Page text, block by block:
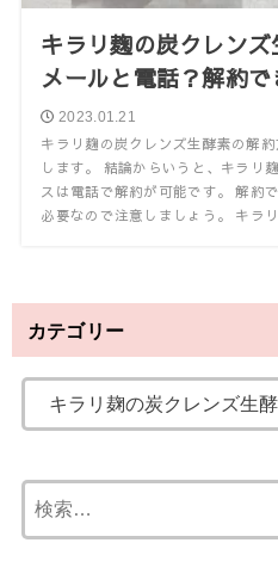
キラリ麹の炭クレン
メールと電話？解約
2023.01.21
キラリ麹の炭クレンズ生酵素の解
します。 結論からいうと、キラリ
スは電話で解約が可能です。 解約
必要なので注意しましょう。 キラリ
カテゴリー